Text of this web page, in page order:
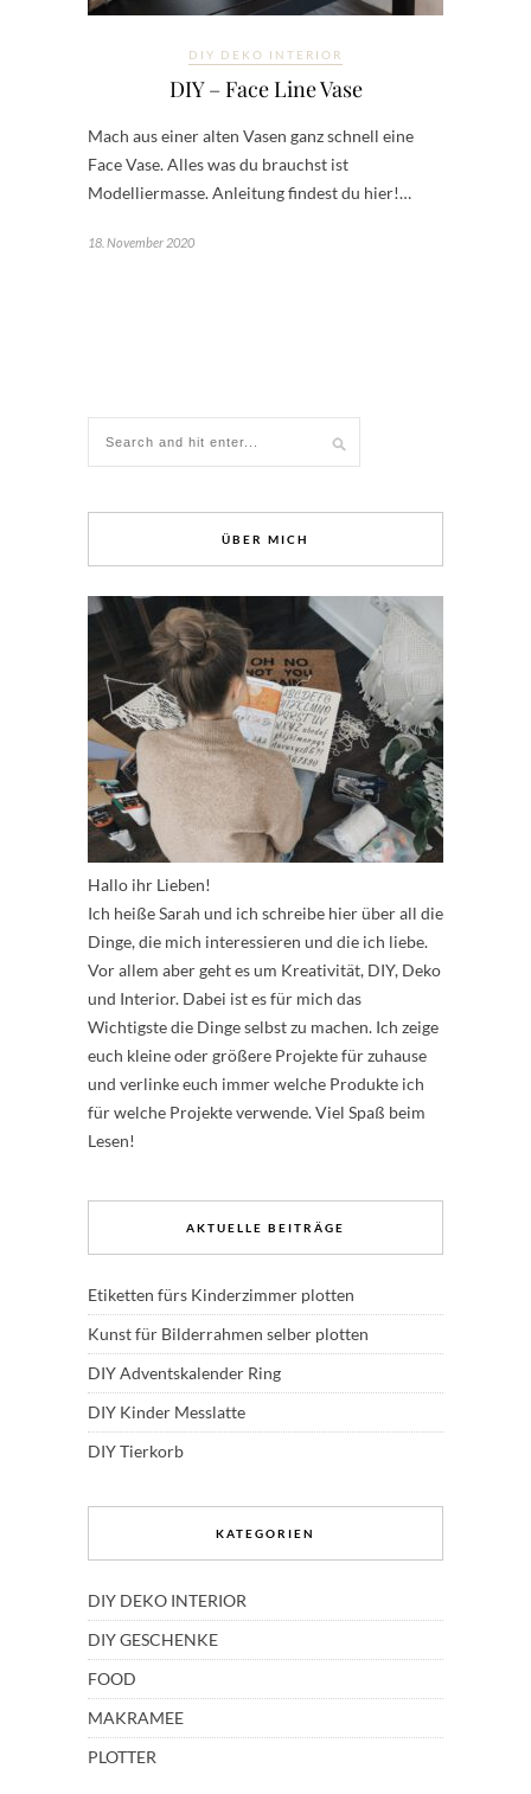
DIY DEKO INTERIOR
DIY – Face Line Vase
Mach aus einer alten Vasen ganz schnell eine
Face Vase. Alles was du brauchst ist
Modelliermasse. Anleitung findest du hier!…
18. November 2020
ÜBER MICH
Hallo ihr Lieben!
Ich heiße Sarah und ich schreibe hier über all die
Dinge, die mich interessieren und die ich liebe.
Vor allem aber geht es um Kreativität, DIY, Deko
und Interior. Dabei ist es für mich das
Wichtigste die Dinge selbst zu machen. Ich zeige
euch kleine oder größere Projekte für zuhause
und verlinke euch immer welche Produkte ich
für welche Projekte verwende. Viel Spaß beim
Lesen!
AKTUELLE BEITRÄGE
Etiketten fürs Kinderzimmer plotten
Kunst für Bilderrahmen selber plotten
DIY Adventskalender Ring
DIY Kinder Messlatte
DIY Tierkorb
KATEGORIEN
DIY DEKO INTERIOR
DIY GESCHENKE
FOOD
MAKRAMEE
PLOTTER